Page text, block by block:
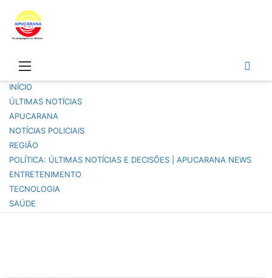
Menu
por
INÍCIO
ÚLTIMAS NOTÍCIAS
APUCARANA
NOTÍCIAS POLICIAIS
REGIÃO
POLÍTICA: ÚLTIMAS NOTÍCIAS E DECISÕES | APUCARANA NEWS
ENTRETENIMENTO
TECNOLOGIA
SAÚDE